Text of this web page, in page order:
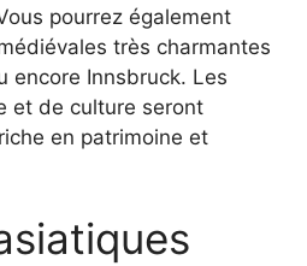
pourrez également
très charmantes
encore Innsbruck. Les
et de culture seront
en patrimoine et